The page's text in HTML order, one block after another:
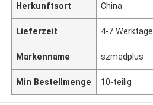
Herkunftsort China
Lieferzeit 4-7 Werktage
Markenname szmedplus
Min Bestellmenge 10-teilig